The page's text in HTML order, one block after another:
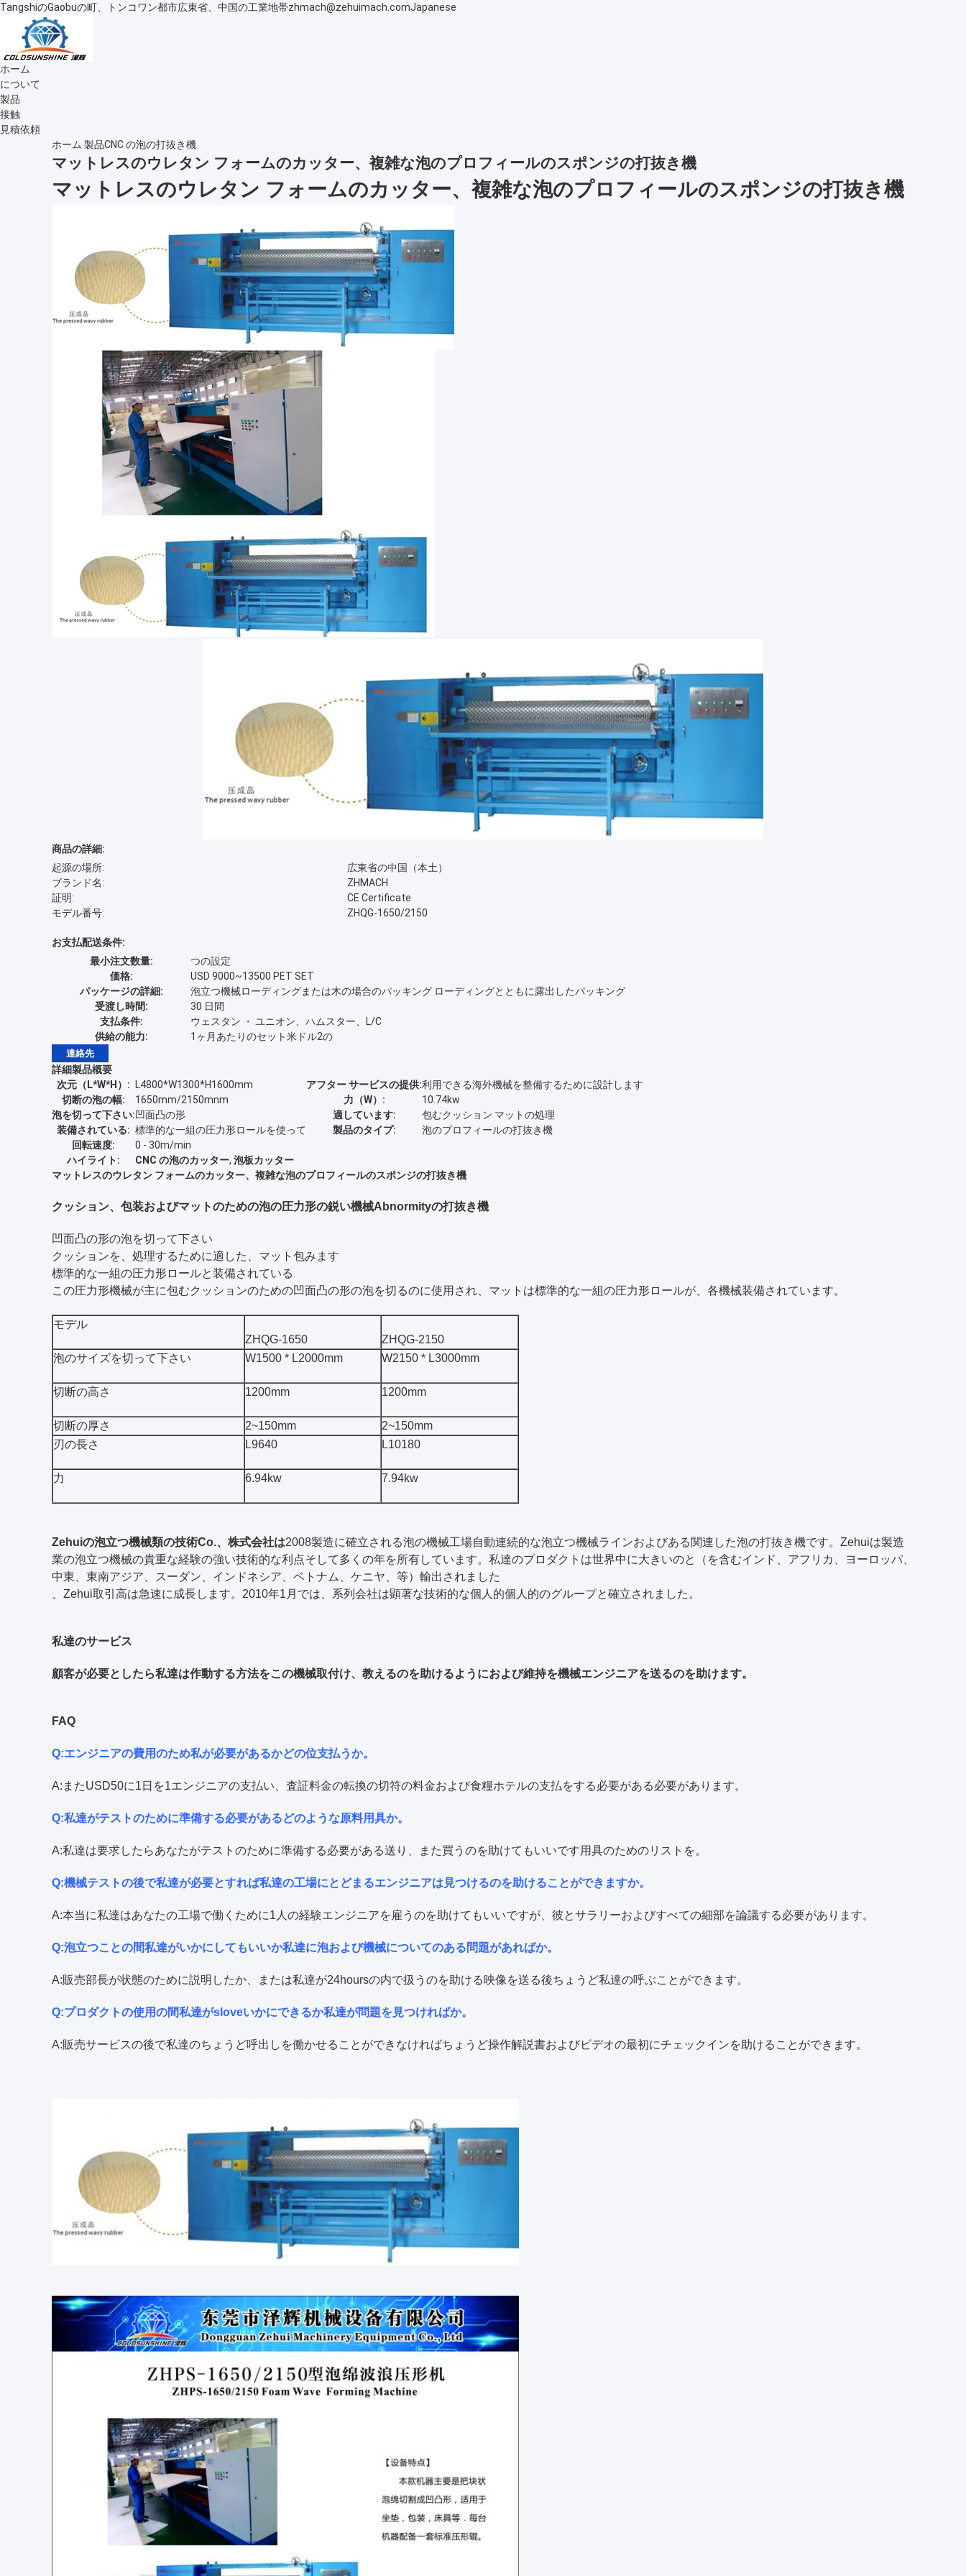
TangshiのGaobuの町、トンコワン都市広東省、中国の工業地帯zhmach@zehuimach.comJapanese
ホーム
について
製品
接触
見積依頼
ホーム 製品CNC の泡の打抜き機
マットレスのウレタン フォームのカッター、複雑な泡のプロフィールのスポンジの打抜き機
マットレスのウレタン フォームのカッター、複雑な泡のプロフィールのスポンジの打抜き機
商品の詳細:
起源の場所:
広東省の中国（本土）
ブランド名:
ZHMACH
証明:
CE Certificate
モデル番号:
ZHQG-1650/2150
お支払配送条件:
最小注文数量:
つの設定
価格:
USD 9000~13500 PET SET
パッケージの詳細:
泡立つ機械ローディングまたは木の場合のパッキング ローディングとともに露出したパッキング
受渡し時間:
30 日間
支払条件:
ウェスタン ・ ユニオン、ハムスター、L/C
供給の能力:
1ヶ月あたりのセット米ドル2の
連絡先
詳細製品概要
次元（L*W*H）:
L4800*W1300*H1600mm アフター サービスの提供:利用できる海外機械を整備するために設計します
切断の泡の幅:
1650mm/2150mnm 力（W）:
10.74kw
泡を切って下さい:凹面凸の形 適しています:
包むクッション マットの処理
装備されている: 標準的な一組の圧力形ロールを使って 製品のタイプ:
泡のプロフィールの打抜き機
回転速度:
0 - 30m/min
ハイライト:
CNC の泡のカッター, 泡板カッター
マットレスのウレタン フォームのカッター、複雑な泡のプロフィールのスポンジの打抜き機
クッション、包装およびマットのための泡の圧力形の鋭い機械Abnormityの打抜き機
凹面凸の形の泡を切って下さい
クッションを、処理するために適した、マット包みます
標準的な一組の圧力形ロールと装備されている
この圧力形機械が主に包むクッションのための凹面凸の形の泡を切るのに使用され、マットは標準的な一組の圧力形ロールが、各機械装備されています。
モデル
ZHQG-1650
ZHQG-2150
泡のサイズを切って下さい
W1500 * L2000mm W2150 * L3000mm
切断の高さ 1200mm 1200mm
切断の厚さ 2~150mm
2~150mm
刃の長さ
L9640 L10180
力 6.94kw 7.94kw
Zehuiの泡立つ機械類の技術Co.、株式会社は2008製造に確立される泡の機械工場自動連続的な泡立つ機械ラインおよびある関連した泡の打抜き機です。Zehuiは製造
業の泡立つ機械の貴重な経験の強い技術的な利点そして多くの年を所有しています。私達のプロダクトは世界中に大きいのと（を含むインド、アフリカ、ヨーロッパ、
中東、東南アジア、スーダン、インドネシア、ベトナム、ケニヤ、等）輸出されました
、Zehui取引高は急速に成長します。2010年1月では、系列会社は顕著な技術的な個人的個人的のグループと確立されました。
私達のサービス
顧客が必要としたら私達は作動する方法をこの機械取付け、教えるのを助けるようにおよび維持を機械エンジニアを送るのを助けます。
FAQ
Q:エンジニアの費用のため私が必要があるかどの位支払うか。
A:またUSD50に1日を1エンジニアの支払い、査証料金の転換の切符の料金および食糧ホテルの支払をする必要がある必要があります。
Q:私達がテストのために準備する必要があるどのような原料用具か。
A:私達は要求したらあなたがテストのために準備する必要がある送り、また買うのを助けてもいいです用具のためのリストを。
Q:機械テストの後で私達が必要とすれば私達の工場にとどまるエンジニアは見つけるのを助けることができますか。
A:本当に私達はあなたの工場で働くために1人の経験エンジニアを雇うのを助けてもいいですが、彼とサラリーおよびすべての細部を論議する必要があります。
Q:泡立つことの間私達がいかにしてもいいか私達に泡および機械についてのある問題があればか。
A:販売部長が状態のために説明したか、または私達が24hoursの内で扱うのを助ける映像を送る後ちょうど私達の呼ぶことができます。
Q:プロダクトの使用の間私達がsloveいかにできるか私達が問題を見つければか。
A:販売サービスの後で私達のちょうど呼出しを働かせることができなければちょうど操作解説書およびビデオの最初にチェックインを助けることができます。